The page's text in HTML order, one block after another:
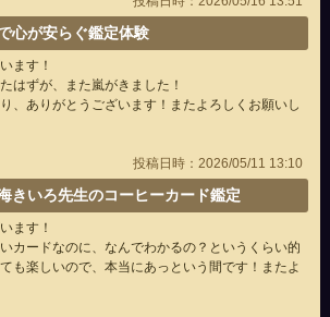
心が安らぐ鑑定体験
ます！
はずが、また嵐がきました！
、ありがとうございます！またよろしくお願いし
投稿日時：2026/05/11 13:10
きいろ先生のコーヒーカード鑑定
ます！
カードなのに、なんでわかるの？というくらい的
も楽しいので、本当にあっという間です！またよ